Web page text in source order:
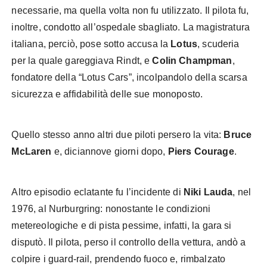
necessarie, ma quella volta non fu utilizzato. Il pilota fu,
inoltre, condotto all’ospedale sbagliato. La magistratura
italiana, perciò, pose sotto accusa la Lotus, scuderia
per la quale gareggiava Rindt, eColin Champman,
fondatore della “Lotus Cars”, incolpandolo della scarsa
sicurezza e affidabilità delle sue monoposto.
Quello stesso anno altri due piloti persero la vita: Bruce
McLaren e, diciannove giorni dopo, Piers Courage.
Altro episodio eclatante fu l’incidente di Niki Lauda, nel
1976, al Nurburgring: nonostante le condizioni
metereologiche e di pista pessime, infatti, la gara si
disputò. Il pilota, perso il controllo della vettura, andò a
colpire i guard-rail, prendendo fuoco e, rimbalzato